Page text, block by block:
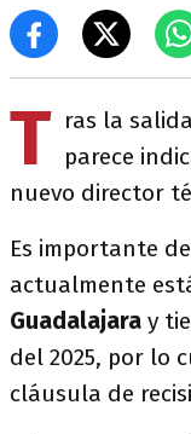
T ras la
parece
nuevo director
Es importante
actualmente
Guadalajara y
del 2025, por lo
cláusula de